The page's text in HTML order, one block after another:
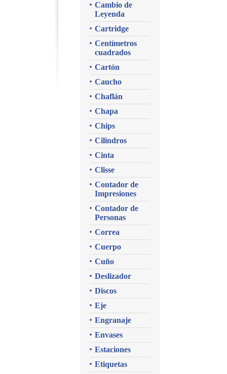
Cambio de
Leyenda
Cartridge
Centímetros
cuadrados
Cartón
Caucho
Chaflán
Chapa
Chips
Cilindros
Cinta
Clisse
Contador de
Impresiones
Contador de
Personas
Correa
Cuerpo
Cuño
Deslizador
Discos
Eje
Engranaje
Envases
Estaciones
Etiquetas